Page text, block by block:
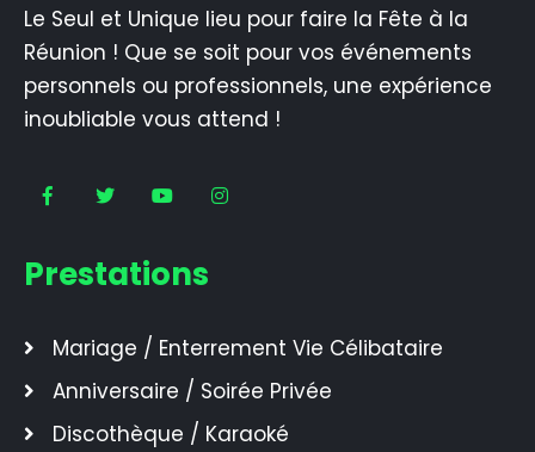
Le Seul et Unique lieu pour faire la Fête à la
Réunion ! Que se soit pour vos événements
personnels ou professionnels, une expérience
inoubliable vous attend !
Prestations
Mariage / Enterrement Vie Célibataire
Anniversaire / Soirée Privée
Discothèque / Karaoké